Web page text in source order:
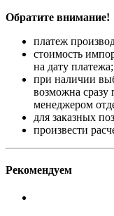
Обратите внимание!
платеж
стоимость
на дату платежа;
при наличии
возможна сразу
менеджером
для заказных
произвести
Рекомендуем